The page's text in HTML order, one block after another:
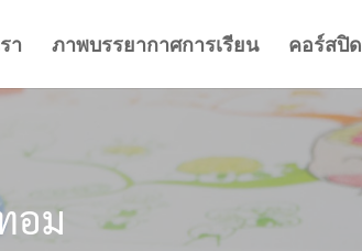
า ภาพบรรยากาศการเรียน คอร์สปิ
อม